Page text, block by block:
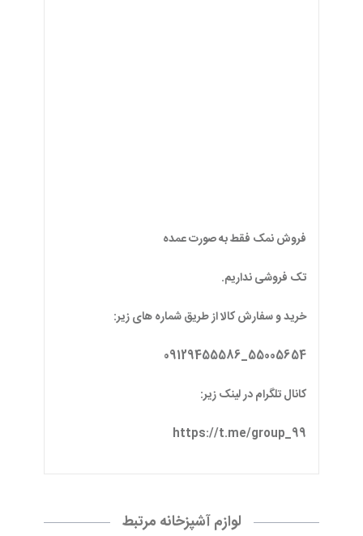
فروش نمک فقط به صورت عمده
تک فروشی نداریم.
خرید و سفارش کالا از طریق شماره های زیر:
55005654_09129455586
کانال تلگرام در لینک زیر:
https://t.me/group_99
لوازم آشپزخانه مرتبط